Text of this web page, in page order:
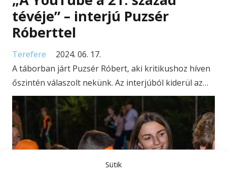
Sütik
tévéje” – interjú Puzsér
Róberttel
Terefere
2024. 06. 17.
A táborban járt Puzsér Róbert, aki kritikushoz híven
őszintén válaszolt nekünk. Az interjúból kiderül az…